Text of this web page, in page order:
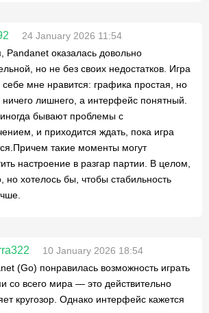
24 January 2026 11:54
Pandanet оказалась довольно
но не без своих недостатков. Игра
мне нравится: графика простая, но
лишнего, а интерфейс понятный.
бывают проблемы с
и приходится ждать, пока игра
такие моменты могут
настроение в разгар партии. В целом,
но хотелось бы, чтобы стабильность
10 January 2026 18:54
(Go) понравилась возможность играть
со всего мира — это действительно
кругозор. Однако интерфейс кажется